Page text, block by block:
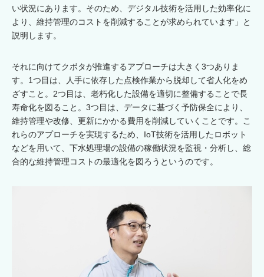
い状況にあります。そのため、デジタル技術を活用した効率化に
より、維持管理のコストを削減することが求められています」と
説明します。
それに向けてクボタが推進するアプローチは大きく3つありま
す。1つ目は、人手に依存した点検作業から脱却して省人化をめ
ざすこと。2つ目は、老朽化した設備を適切に整備することで長
寿命化を図ること。3つ目は、データに基づく予防保全により、
維持管理や改修、更新にかかる費用を削減していくことです。こ
れらのアプローチを実現するため、IoT技術を活用したロボット
などを用いて、下水処理場の設備の稼働状況を監視・分析し、総
合的な維持管理コストの最適化を図ろうというのです。